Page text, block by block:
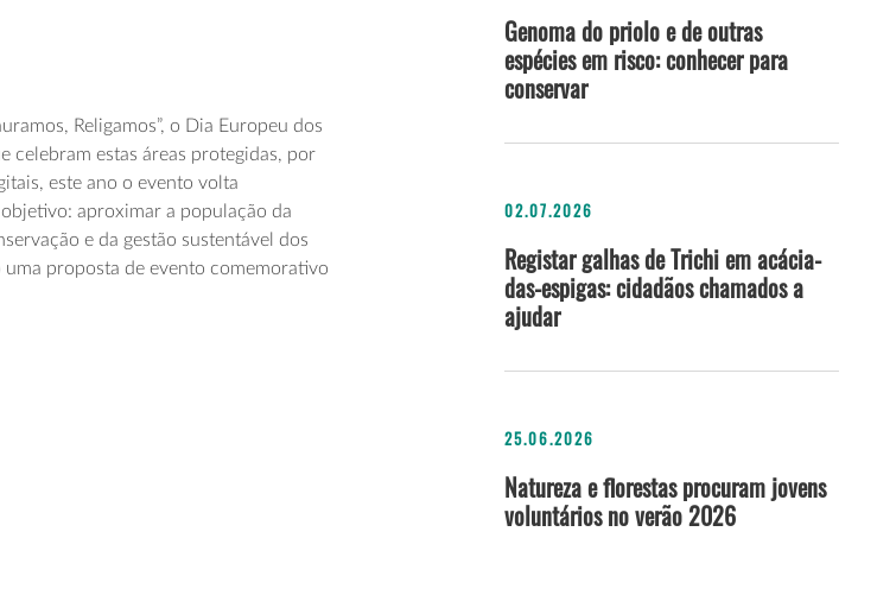
Religamos”, o Dia Europeu dos
celebram estas áreas protegidas, por
este ano o evento volta
aproximar a população da
e da gestão sustentável dos
proposta de evento comemorativo
Genoma do priolo e de outras
espécies em risco: conhecer para
conservar
02.07.2026
Registar galhas de Trichi em acácia-
das-espigas: cidadãos chamados a
ajudar
25.06.2026
Natureza e florestas procuram jovens
voluntários no verão 2026